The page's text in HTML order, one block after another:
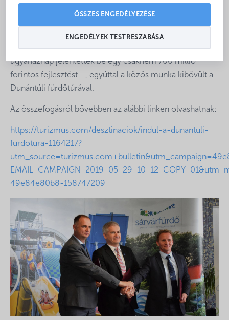
ÖSSZES ENGEDÉLYEZÉSE
ENGEDÉLYEK TESTRESZABÁSA
valamint Cziráki László, a Zalakarosi Fürdő
között már korábban életbe lépett együttműködési
megállapodáshoz csatlakozott most Bükfürdő is – ahol
ugyanaznap jelentettek be egy csaknem 700 millió
forintos fejlesztést –, egyúttal a közös munka kibővült a
Dunántúli fürdőtúrával.
Az összefogásról bővebben az alábbi linken olvashatnak:
https://turizmus.com/desztinaciok/indul-a-dunantuli-
furdotura-1164217?
49e84e80b8-158747209